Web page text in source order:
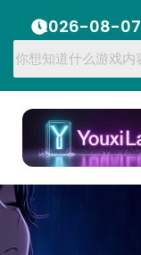
2026-08-07